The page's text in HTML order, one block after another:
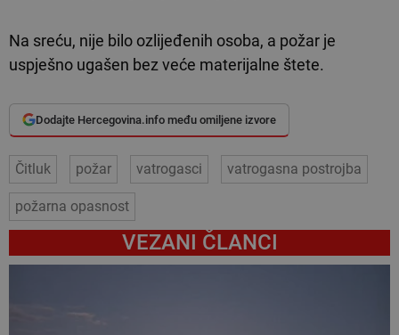
Na sreću, nije bilo ozlijeđenih osoba, a požar je
uspješno ugašen bez veće materijalne štete.
Dodajte Hercegovina.info među omiljene izvore
Čitluk požar vatrogasci vatrogasna postrojba
požarna opasnost
VEZANI ČLANCI